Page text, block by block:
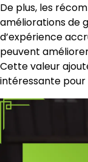
De plus, les
améliorations de
d’expérience
peuvent
Cette valeur
intéressante pour